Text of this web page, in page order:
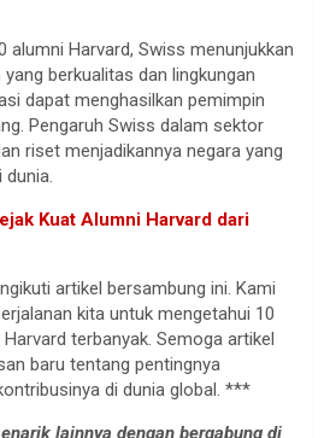
alumni Harvard, Swiss menunjukkan
berkualitas dan lingkungan
dapat menghasilkan pemimpin
Pengaruh Swiss dalam sektor
riset menjadikannya negara yang
dunia.
Kuat Alumni Harvard dari
artikel bersambung ini. Kami
kita untuk mengetahui 10
terbanyak. Semoga artikel
baru tentang pentingnya
di dunia global. ***
lainnya dengan bergabung di